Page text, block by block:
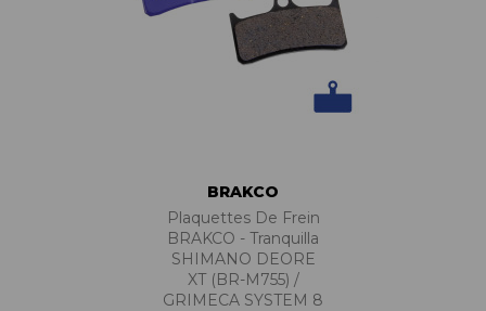
BRAKCO
Plaquettes De Frein
BRAKCO - Tranquilla
SHIMANO DEORE
XT (BR-M755) /
GRIMECA SYSTEM 8